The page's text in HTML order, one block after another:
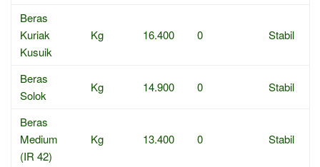
Beras
Kuriak
Kusuik
Kg 16.400 0 Stabil
Beras
Solok
Kg 14.900 0 Stabil
Beras
Medium
(IR 42)
Kg 13.400 0 Stabil